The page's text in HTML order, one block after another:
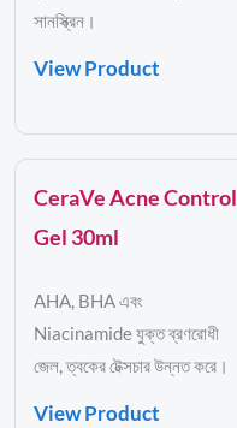
সানস্ক্রিন।
View Product
CeraVe Acne Control
Gel 30ml
AHA, BHA এবং
Niacinamide যুক্ত ব্রণরোধী
জেল, ত্বকের টেক্সচার উন্নত করে।
View Product